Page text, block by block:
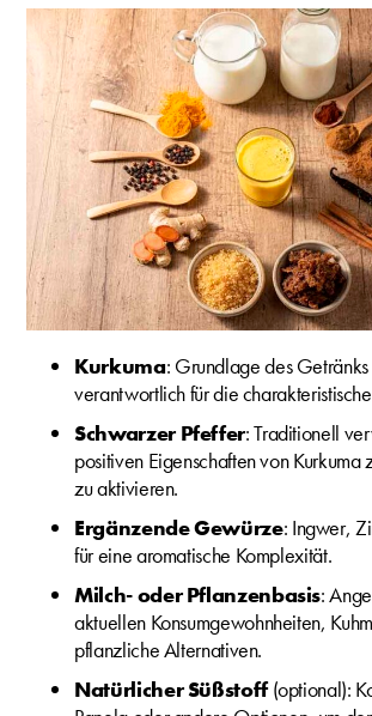
Kurkuma: Grundlage des
verantwortlich für die
Schwarzer Pfeffer: Traditionell
positiven Eigenschaften von Kurkuma
zu aktivieren.
Ergänzende Gewürze: Ingwer,
für eine aromatische Komplexität.
Milch- oder Pflanzenbasis:
aktuellen Konsumgewohnheiten,
pflanzliche Alternativen.
Natürlicher Süßstoff(optional):